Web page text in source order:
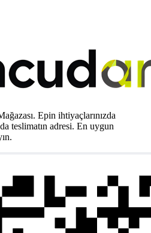
Epin ihtiyaçlarınızda
teslimatın adresi. En uygun